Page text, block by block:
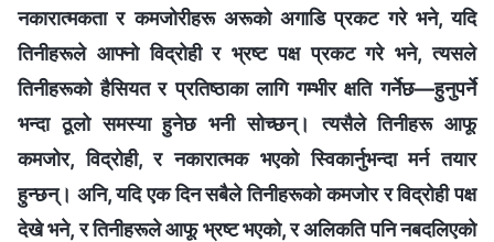
नकारात्मकता र कमजोरीहरू अरूको अगाडि प्रकट गरे भने, यदि
तिनीहरूले आफ्नो विद्रोही र भ्रष्ट पक्ष प्रकट गरे भने, त्यसले
तिनीहरूको हैसियत र प्रतिष्ठाका लागि गम्भीर क्षति गर्नेछ—हुनुपर्ने
भन्दा ठूलो समस्या हुनेछ भनी सोच्छन्। त्यसैले तिनीहरू आफू
कमजोर, विद्रोही, र नकारात्मक भएको स्विकार्नुभन्दा मर्न तयार
हुन्छन्। अनि, यदि एक दिन सबैले तिनीहरूको कमजोर र विद्रोही पक्ष
देखे भने, र तिनीहरूले आफू भ्रष्ट भएको, र अलिकति पनि नबदलिएको